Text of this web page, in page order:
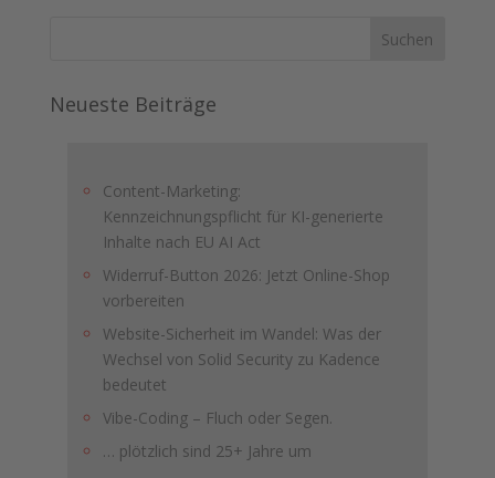
Neueste Beiträge
Content-Marketing:
Kennzeichnungspflicht für KI-generierte
Inhalte nach EU AI Act
Widerruf-Button 2026: Jetzt Online-Shop
vorbereiten
Website-Sicherheit im Wandel: Was der
Wechsel von Solid Security zu Kadence
bedeutet
Vibe-Coding – Fluch oder Segen.
… plötzlich sind 25+ Jahre um